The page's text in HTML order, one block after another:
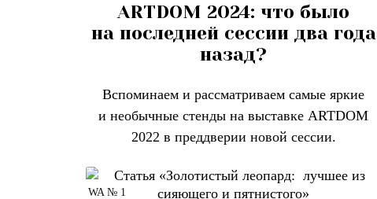
ARTDOM 2024: что было
на последней сессии два года
назад?
Вспоминаем и рассматриваем самые яркие
и необычные стенды на выставке ARTDOM
2022 в преддверии новой сессии.
WA № 1